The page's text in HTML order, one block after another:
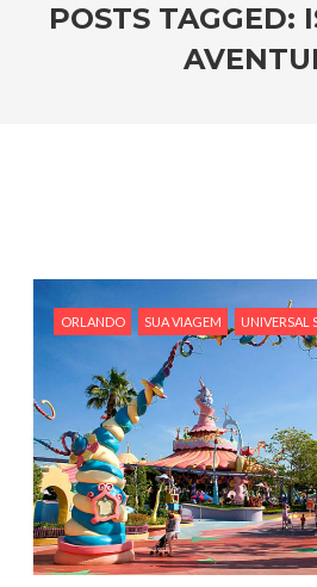
POSTS TAGGED:
ORLANDO SUA VIAGEM UNIVERSAL